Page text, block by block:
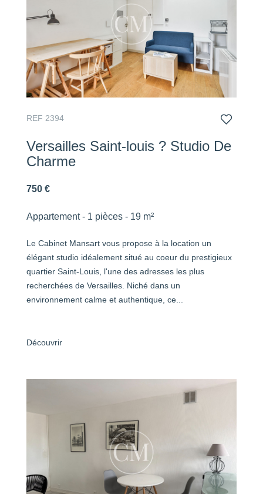
REF 2394
Versailles Saint-louis ? Studio De
Charme
750 €
Appartement - 1 pièces - 19 m²
Le Cabinet Mansart vous propose à la location un
élégant studio idéalement situé au coeur du prestigieux
quartier Saint-Louis, l'une des adresses les plus
recherchées de Versailles. Niché dans un
environnement calme et authentique, ce...
Découvrir